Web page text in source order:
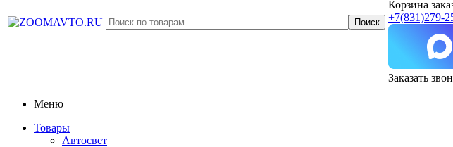
Корзина
+7(831)279-
Заказать
Меню
Товары
Автосвет